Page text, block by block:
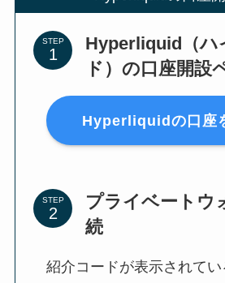
STEP
Hyperliquid（ハ
ド）の口座開設
Hyperliquidの口座
STEP
プライベートウ
続
紹介コードが表示されて